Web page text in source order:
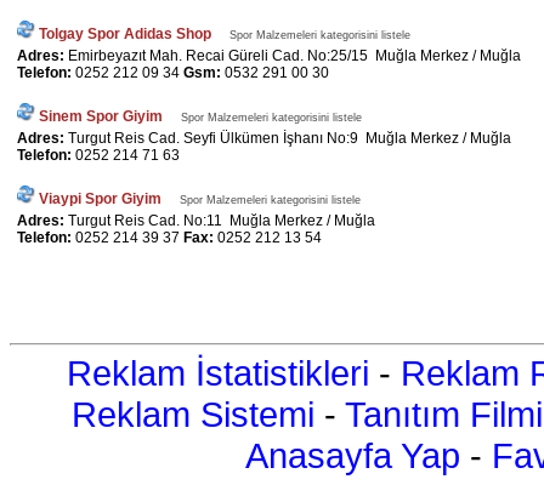
Tolgay Spor Adidas Shop Spor Malzemeleri kategorisini listele
Adres: Emirbeyazıt Mah. Recai Güreli Cad. No:25/15 Muğla Merkez / Muğla
Telefon: 0252 212 09 34 Gsm: 0532 291 00 30
Sinem Spor Giyim Spor Malzemeleri kategorisini listele
Adres: Turgut Reis Cad. Seyfi Ülkümen İşhanı No:9 Muğla Merkez / Muğla
Telefon: 0252 214 71 63
Viaypi Spor Giyim Spor Malzemeleri kategorisini listele
Adres: Turgut Reis Cad. No:11 Muğla Merkez / Muğla
Telefon: 0252 214 39 37 Fax: 0252 212 13 54
Reklam İstatistikleri - Reklam
Reklam Sistemi - Tanıtım Filmi
Anasayfa Yap -